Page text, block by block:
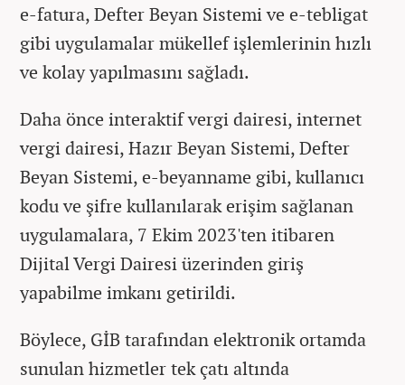
e-fatura, Defter Beyan Sistemi ve e-tebligat
gibi uygulamalar mükellef işlemlerinin hızlı
ve kolay yapılmasını sağladı.
Daha önce interaktif vergi dairesi, internet
vergi dairesi, Hazır Beyan Sistemi, Defter
Beyan Sistemi, e-beyanname gibi, kullanıcı
kodu ve şifre kullanılarak erişim sağlanan
uygulamalara, 7 Ekim 2023'ten itibaren
Dijital Vergi Dairesi üzerinden giriş
yapabilme imkanı getirildi.
Böylece, GİB tarafından elektronik ortamda
sunulan hizmetler tek çatı altında